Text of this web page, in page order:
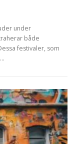
under
både
festivaler, som